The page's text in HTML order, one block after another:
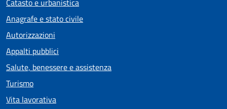
Catasto e urbanistica
Anagrafe e stato civile
Autorizzazioni
Appalti pubblici
Salute, benessere e assistenza
Turismo
Vita lavorativa